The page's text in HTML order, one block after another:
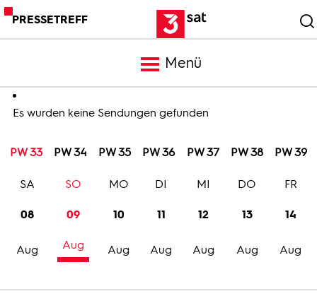
PRESSETREFF
Menü
Meldungen
Programm
Trailer
Bilder
Es wurden keine Sendungen gefunden
PW 33 PW 34 PW 35 PW 36 PW 37 PW 38 PW 39
08
Aug
SA
09
Aug
SO
10
Aug
MO
11
Aug
DI
12
Aug
MI
13
Aug
DO
14
Aug
FR